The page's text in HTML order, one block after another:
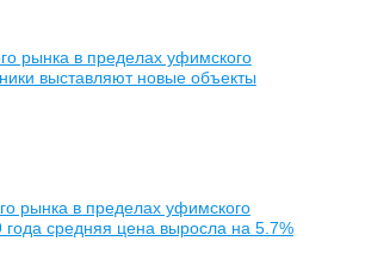
рынка в пределах уфимского
выставляют новые объекты
рынка в пределах уфимского
средняя цена выросла на 5.7%